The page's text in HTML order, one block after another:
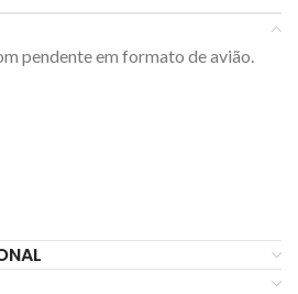
pendente em formato de avião.